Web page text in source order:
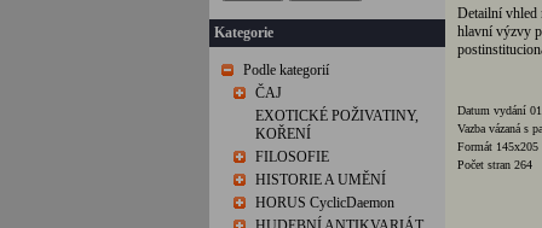
Kategorie
Podle kategorií
ČAJ
EXOTICKÉ POŽIVATINY,
KOŘENÍ
FILOSOFIE
HISTORIE A UMĚNÍ
HORUS CyclicDaemon
Detailní vhled
hlavní výzvy
Datum vydání
Vazba vázaná s
Formát 145x205
Počet stran 264